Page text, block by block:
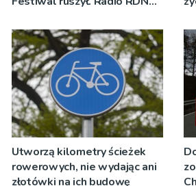
[ZDJĘCIA]
Utworzą kilometry ścieżek
rowerowych, nie wydając ani
złotówki na ich budowę